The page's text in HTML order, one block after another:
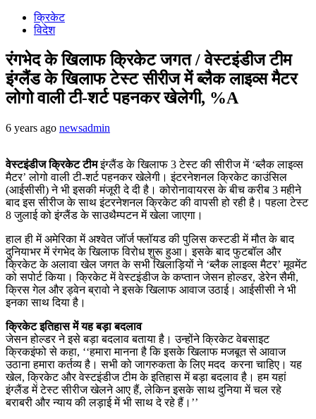
क्रिकेट
विदेश
रंगभेद के खिलाफ क्रिकेट जगत / वेस्टइंडीज टीम
इंग्लैंड के खिलाफ टेस्ट सीरीज में ब्लैक लाइव्स मैटर
लोगो वाली टी-शर्ट पहनकर खेलेगी, %A
6 years ago newsadmin
वेस्टइंडीज क्रिकेट टीमइंग्लैंड के खिलाफ 3 टेस्ट की सीरीज में ‘ब्लैक लाइव्स
मैटर’ लोगो वाली टी-शर्ट पहनकर खेलेगी। इंटरनेशनल क्रिकेट काउंसिल
(आईसीसी) ने भी इसकी मंजूरी दे दी है। कोरोनावायरस के बीच करीब 3 महीने
बाद इस सीरीज के साथ इंटरनेशनल क्रिकेट की वापसी हो रही है। पहला टेस्ट
8 जुलाई को इंग्लैंड के साउथैम्पटन में खेला जाएगा।
हाल ही में अमेरिका में अश्वेत जॉर्ज फ्लॉयड की पुलिस कस्टडी में मौत के बाद
दुनियाभर में रंगभेद के खिलाफ विरोध शुरू हुआ। इसके बाद फुटबॉल और
क्रिकेट के अलावा खेल जगत के सभी खिलाड़ियों ने ‘ब्लैक लाइव्स मैटर’ मूवमेंट
को सपोर्ट किया। क्रिकेट में वेस्टइंडीज के कप्तान जेसन होल्डर, डेरेन सैमी,
क्रिस गेल और ड्वेन ब्रावो ने इसके खिलाफ आवाज उठाई। आईसीसी ने भी
इनका साथ दिया है।
क्रिकेट इतिहास में यह बड़ा बदलाव
जेसन होल्डर ने इसे बड़ा बदलाव बताया है। उन्होंने क्रिकेट वेबसाइट
क्रिकइंफो से कहा, ‘‘हमारा मानना है कि इसके खिलाफ मजबूत से आवाज
उठाना हमारा कर्तव्य है। सभी को जागरुकता के लिए मदद करना चाहिए। यह
खेल, क्रिकेट और वेस्टइंडीज टीम के इतिहास में बड़ा बदलाव है। हम यहां
इंग्लैंड में टेस्ट सीरीज खेलने आए हैं, लेकिन इसके साथ दुनिया में चल रहे
बराबरी और न्याय की लड़ाई में भी साथ दे रहे हैं।’’